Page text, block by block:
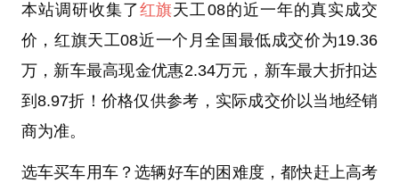
本站调研收集了红旗天工08的近一年的真实成交
价，红旗天工08近一个月全国最低成交价为19.36
万，新车最高现金优惠2.34万元，新车最大折扣达
到8.97折！价格仅供参考，实际成交价以当地经销
商为准。
选车买车用车？选辆好车的困难度，都快赶上高考